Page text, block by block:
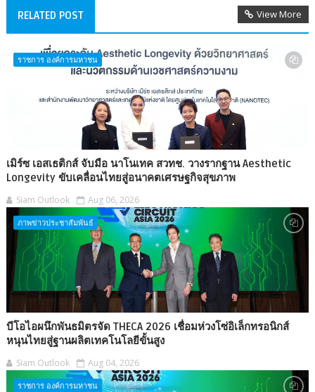
RELATED POST View More
ราชการ องค์การมหาชน
เมิร์ซ เอสเธติกส์ จับมือ นาโนเทค สวทช. วางรากฐาน Aesthetic
Longevity ขับเคลื่อนไทยสู่อนาคตเศรษฐกิจสุขภาพ
Siam Outlook Aug 06, 2026
ภาพข่าวประชาสัมพันธ์
บีโอไอผนึกพันธมิตรจัด THECA 2026 เชื่อมห่วงโซ่อิเล็กทรอนิกส์
หนุนไทยสู่ฐานผลิตเทคโนโลยีขั้นสูง
Siam Outlook Aug 04, 2026
ราชการ องค์การมหาชน